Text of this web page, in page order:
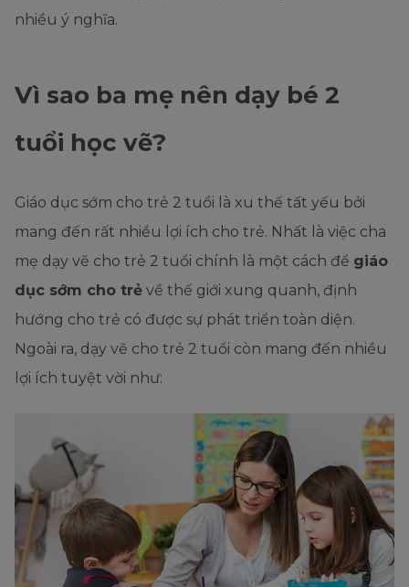
nhiều ý nghĩa.
Vì sao ba mẹ nên dạy bé 2
tuổi học vẽ?
Giáo dục sớm cho trẻ 2 tuổi là xu thế tất yếu bởi
mang đến rất nhiều lợi ích cho trẻ. Nhất là việc cha
mẹ dạy vẽ cho trẻ 2 tuổi chính là một cách để giáo
dục sớm cho trẻ về thế giới xung quanh, định
hướng cho trẻ có được sự phát triển toàn diện.
Ngoài ra, dạy vẽ cho trẻ 2 tuổi còn mang đến nhiều
lợi ích tuyệt vời như: